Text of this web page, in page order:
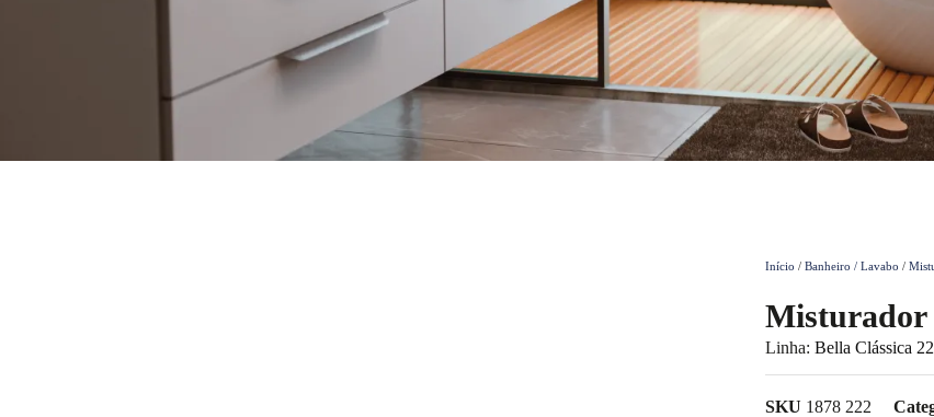
Início / Banheiro / Lavabo /
Misturador
Linha: Bella Clássica
SKU 1878 222